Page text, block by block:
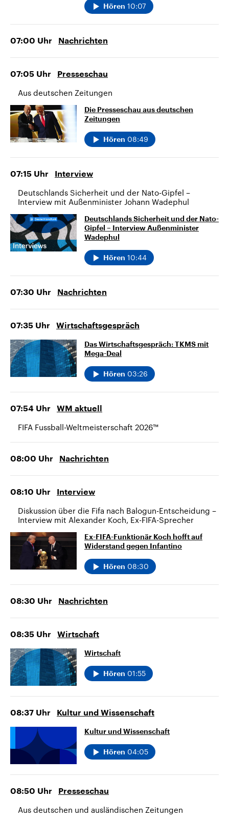
Hören 10:07
07:00 Uhr Nachrichten
07:05 Uhr Presseschau
Aus deutschen Zeitungen
Die Presseschau aus deutschen
Zeitungen
Hören 08:49
07:15 Uhr Interview
Deutschlands Sicherheit und der Nato-Gipfel –
Interview mit Außenminister Johann Wadephul
Deutschlands Sicherheit und der Nato-
Gipfel – Interview Außenminister
Wadephul
Hören 10:44
07:30 Uhr Nachrichten
07:35 Uhr Wirtschaftsgespräch
Das Wirtschaftsgespräch: TKMS mit
Mega-Deal
Hören 03:26
07:54 Uhr WM aktuell
FIFA Fussball-Weltmeisterschaft 2026™
08:00 Uhr Nachrichten
08:10 Uhr Interview
Diskussion über die Fifa nach Balogun-Entscheidung –
Interview mit Alexander Koch, Ex-FIFA-Sprecher
Ex-FIFA-Funktionär Koch hofft auf
Widerstand gegen Infantino
Hören 08:30
08:30 Uhr Nachrichten
08:35 Uhr Wirtschaft
Wirtschaft
Hören 01:55
08:37 Uhr Kultur und Wissenschaft
Kultur und Wissenschaft
Hören 04:05
08:50 Uhr Presseschau
Aus deutschen und ausländischen Zeitungen